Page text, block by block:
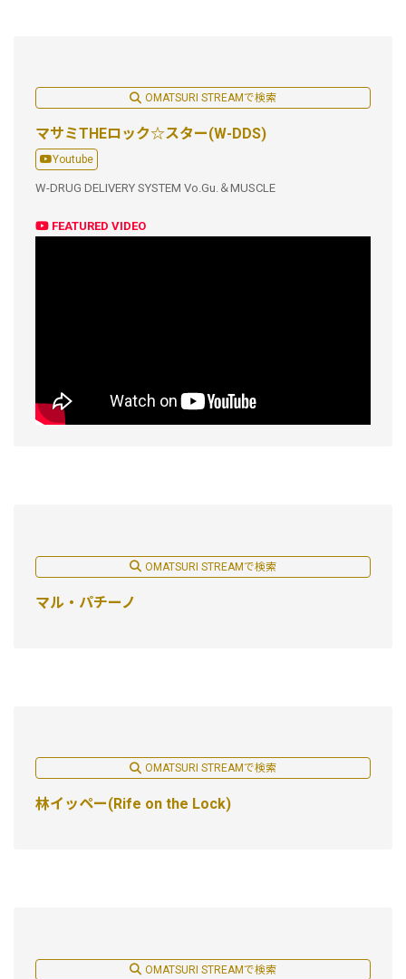
OMATSURI STREAMで検索
マサミTHEロック☆スター(W-DDS)
Youtube
W-DRUG DELIVERY SYSTEM Vo.Gu.＆MUSCLE
FEATURED VIDEO
OMATSURI STREAMで検索
マル・パチーノ
OMATSURI STREAMで検索
林イッペー(Rife on the Lock)
OMATSURI STREAMで検索